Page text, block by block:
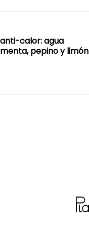
calor: agua
pepino y limón